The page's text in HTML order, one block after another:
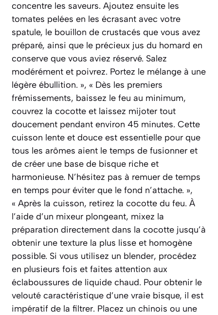
concentre les saveurs. Ajoutez ensuite les
tomates pelées en les écrasant avec votre
spatule, le bouillon de crustacés que vous avez
préparé, ainsi que le précieux jus du homard en
conserve que vous aviez réservé. Salez
modérément et poivrez. Portez le mélange à une
légère ébullition. », « Dès les premiers
frémissements, baissez le feu au minimum,
couvrez la cocotte et laissez mijoter tout
doucement pendant environ 45 minutes. Cette
cuisson lente et douce est essentielle pour que
tous les arômes aient le temps de fusionner et
de créer une base de bisque riche et
harmonieuse. N’hésitez pas à remuer de temps
en temps pour éviter que le fond n’attache. »,
« Après la cuisson, retirez la cocotte du feu. À
l’aide d’un mixeur plongeant, mixez la
préparation directement dans la cocotte jusqu’à
obtenir une texture la plus lisse et homogène
possible. Si vous utilisez un blender, procédez
en plusieurs fois et faites attention aux
éclaboussures de liquide chaud. Pour obtenir le
velouté caractéristique d’une vraie bisque, il est
impératif de la filtrer. Placez un chinois ou une